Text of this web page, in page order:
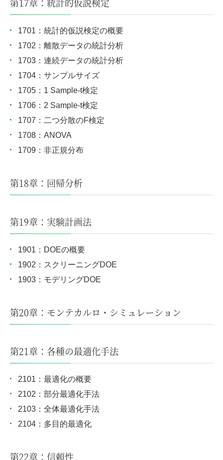
1701：統計的仮説検定の概要
1702：離散データの統計分析
1703：連続データの統計分析
1704：サンプルサイズ
1705：1 Sample-t検定
1706：2 Sample-t検定
1707：二つ分散のF検定
1708：ANOVA
1709：非正規分布
第18章：回帰分析
第19章：実験計画法
1901：DOEの概要
1902：スクリーニングDOE
1903：モデリングDOE
第20章：モンテカルロ・シミュレーション
第21章：各種の最適化手法
2101：最適化の概要
2102：部分最適化手法
2103：全体最適化手法
2104：多目的最適化
第22章：信頼性